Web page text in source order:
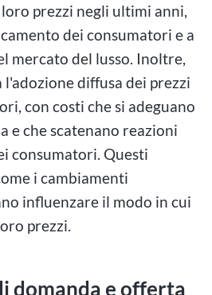
prezzi negli ultimi anni,
dei consumatori e a
mercato del lusso. Inoltre,
l'adozione diffusa dei prezzi
con costi che si adeguano
e che scatenano reazioni
consumatori. Questi
i cambiamenti
influenzare il modo in cui
prezzi.
domanda e offerta